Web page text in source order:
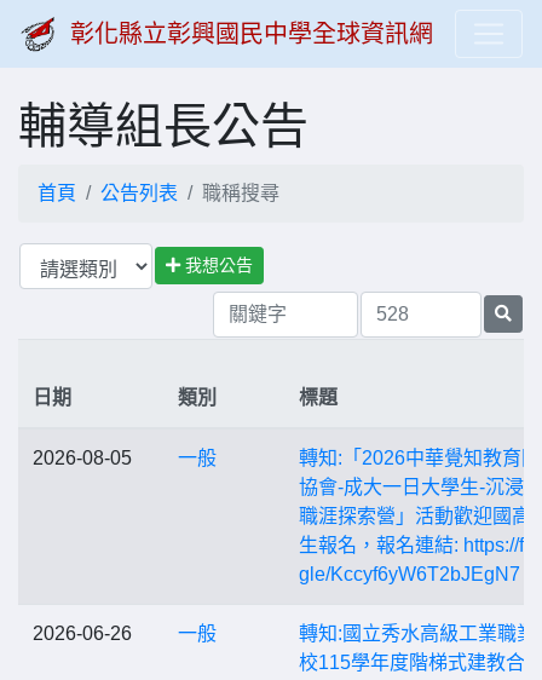
彰化縣立彰興國民中學全球資訊網
輔導組長公告
首頁 公告列表 職稱搜尋
我想公告
日期 類別 標題
2026-08-05 一般
轉知:「2026中華覺知教育
協會-成大一日大學生-沉浸
職涯探索營」活動歡迎國高
生報名，報名連結: https://
gle/Kccyf6yW6T2bJEgN7
2026-06-26 一般
轉知:國立秀水高級工業職業
校115學年度階梯式建教合